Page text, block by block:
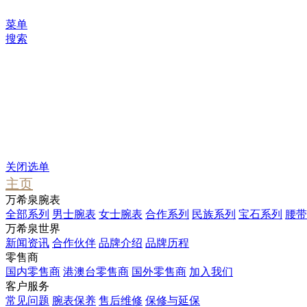
菜单
搜索
关闭选单
主页
万希泉腕表
全部系列 男士腕表 女士腕表 合作系列 民族系列 宝石系列 腰带
万希泉世界
新闻资讯 合作伙伴 品牌介绍 品牌历程
零售商
国内零售商 港澳台零售商 国外零售商 加入我们
客户服务
常见问题 腕表保养 售后维修 保修与延保